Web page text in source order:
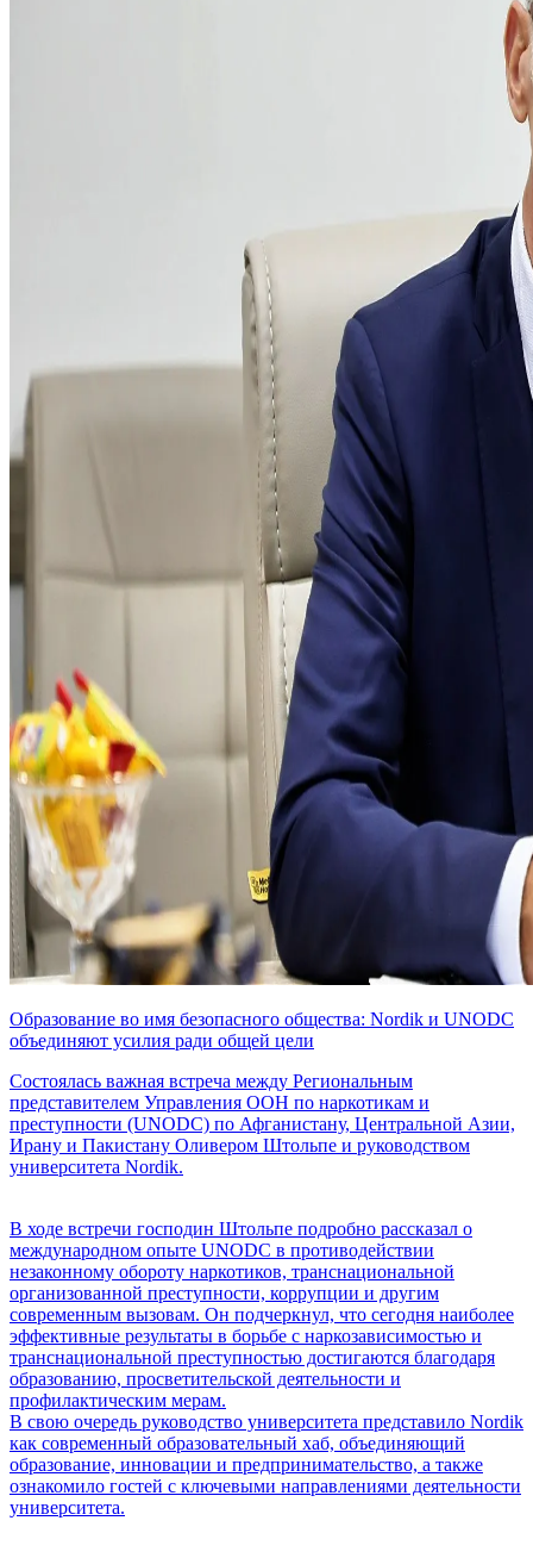
Образование во имя безопасного общества: Nordik и UNODC
объединяют усилия ради общей цели
Состоялась важная встреча между Региональным
представителем Управления ООН по наркотикам и
преступности (UNODC) по Афганистану, Центральной Азии,
Ирану и Пакистану Оливером Штольпе и руководством
университета Nordik.
В ходе встречи господин Штольпе подробно рассказал о
международном опыте UNODC в противодействии
незаконному обороту наркотиков, транснациональной
организованной преступности, коррупции и другим
современным вызовам. Он подчеркнул, что сегодня наиболее
эффективные результаты в борьбе с наркозависимостью и
транснациональной преступностью достигаются благодаря
образованию, просветительской деятельности и
профилактическим мерам.
В свою очередь руководство университета представило Nordik
как современный образовательный хаб, объединяющий
образование, инновации и предпринимательство, а также
ознакомило гостей с ключевыми направлениями деятельности
университета.